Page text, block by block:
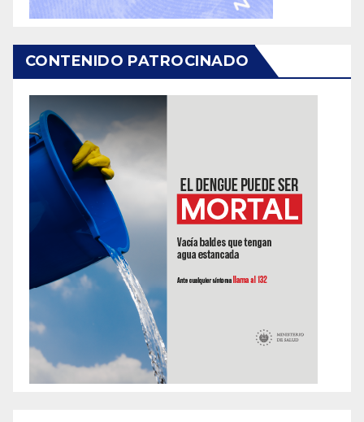
CONTENIDO PATROCINADO